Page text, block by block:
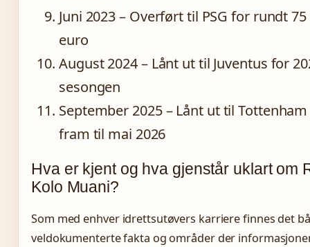
Juni 2023– Overført til PSG for rundt
euro
August 2024– Lånt ut til Juventus for
sesongen
September 2025– Lånt ut til
fram til mai 2026
Hva er kjent og hva gjenstår uklart om
Kolo Muani?
Som med enhver idrettsutøvers karriere finnes det
veldokumenterte fakta og områder der